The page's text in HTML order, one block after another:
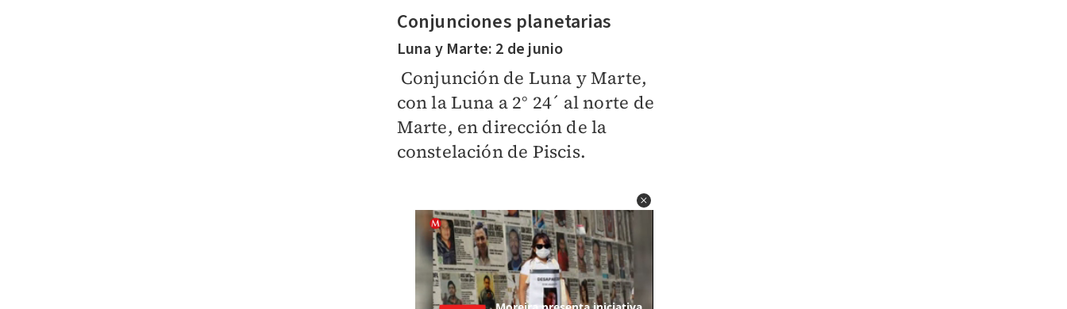
Conjunciones planetarias
Luna y Marte: 2 de junio
Conjunción de Luna y Marte,
con la Luna a 2° 24´ al norte de
Marte, en dirección de la
constelación de Piscis.